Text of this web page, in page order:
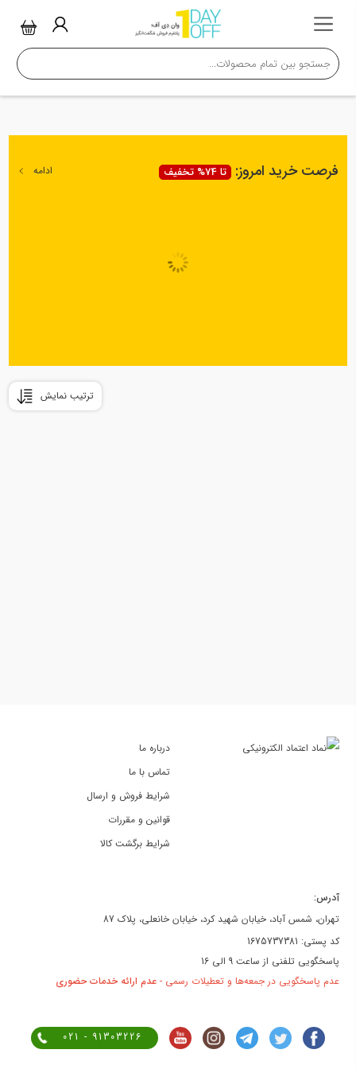
فرصت خرید امروز: تا 74% تخفیف ادامه
ترتیب نمایش
درباره ما
تماس با ما
شرایط فروش و ارسال
قوانین و مقررات
شرایط برگشت کالا
آدرس:
تهران، شمس آباد، خیابان شهید کرد، خیابان خانعلی، پلاک 87
کد پستی: 1675737381
پاسخگویی تلفنی از ساعت 9 الی 16
عدم پاسخگویی در جمعه‌ها و تعطیلات رسمی -عدم ارائه خدمات حضوری
021 - 91303226